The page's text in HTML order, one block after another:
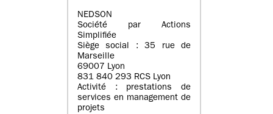
NEDSON
Société par Actions
Simplifiée
Siège social : 35 rue de
Marseille
69007 Lyon
831 840 293 RCS Lyon
Activité : prestations de
services en management de
projets